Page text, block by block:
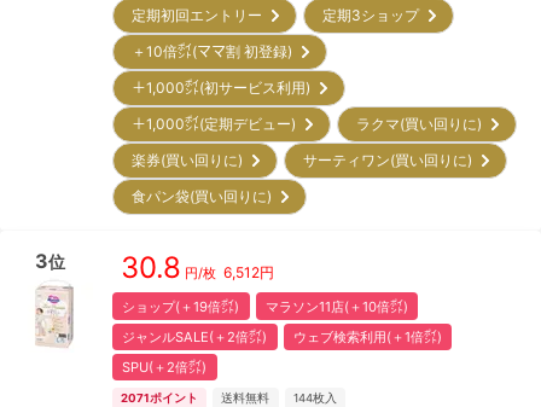
定期初回エントリー
定期3ショップ
＋10倍㌽(ママ割 初登録)
＋1,000㌽(初サービス利用)
＋1,000㌽(定期デビュー)
ラクマ(買い回りに)
楽券(買い回りに)
サーティワン(買い回りに)
食パン袋(買い回りに)
3位 30.8 円/枚 6,512円
ショップ(＋19倍㌽)
マラソン11店(＋10倍㌽)
ジャンルSALE(＋2倍㌽)
ウェブ検索利用(＋1倍㌽)
SPU(＋2倍㌽)
2071ポイント 送料無料 144枚入